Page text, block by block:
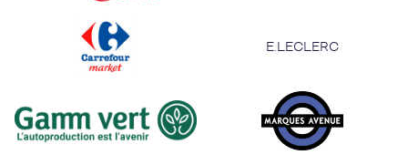
E.LECLERC